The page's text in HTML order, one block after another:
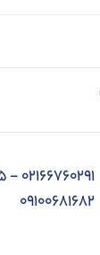
09100681682